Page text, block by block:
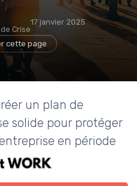
Crise
17 janvier 2025
cette page
un plan de
solide pour protéger
en période